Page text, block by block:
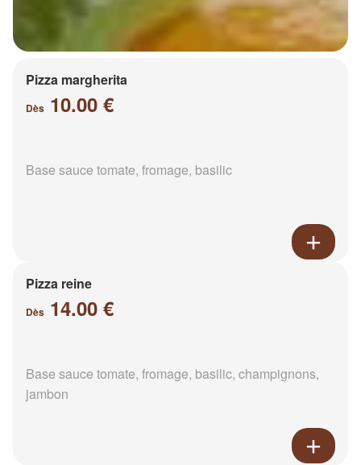
Pizza margherita
Dès 10.00 €
Base sauce tomate, fromage, basilic
Pizza reine
Dès 14.00 €
Base sauce tomate, fromage, basilic, champignons,
jambon